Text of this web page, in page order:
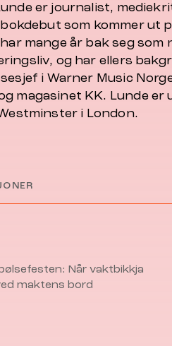
er journalist,
som kommer ut
mange år bak seg
og har ellers
i Warner Music
magasinet KK. Lunde er
i London.
Når vaktbikkja
maktens bord